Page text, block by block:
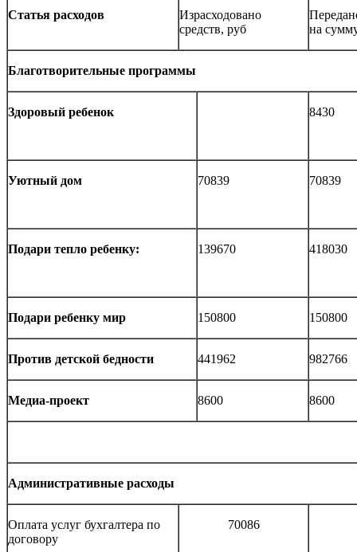
Статья расходов
Израсходовано
средств, руб
на
Благотворительные программы
Здоровый ребенок 8430
Уютный дом 70839 70839
Подари тепло ребенку: 139670 418030
Подари ребенку мир 150800 150800
Против детской бедности 441962 982766
Медиа-проект 8600 8600
Административные расходы
Оплата услуг бухгалтера по
договору
70086